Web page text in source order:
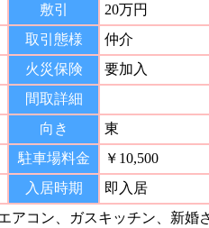
敷引
20万円
取引態様
仲介
火災保険
要加入
間取詳細
向き
東
駐車場料金
￥10,500
入居時期 即入居
アコン、ガスキッチン、新婚